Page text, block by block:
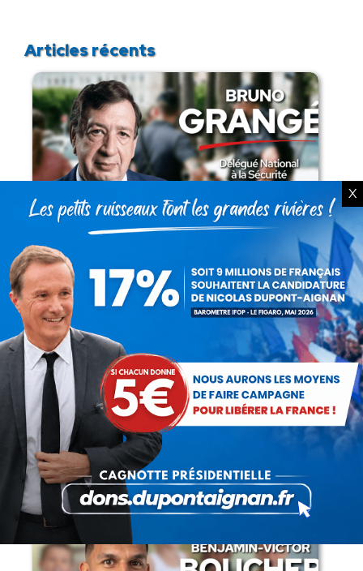
Articles récents
Présomption de légitimité de l’usage des
armes par les forces de l’ordre
Lorsque tout flambe et que l’État
s’affaisse.
X